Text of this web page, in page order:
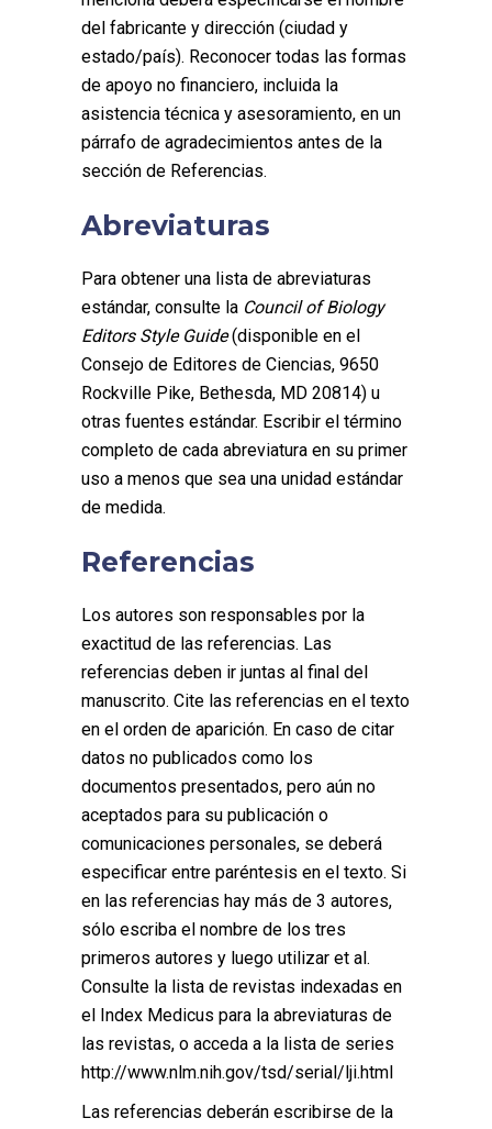
del fabricante y dirección (ciudad y
estado/país). Reconocer todas las formas
de apoyo no financiero, incluida la
asistencia técnica y asesoramiento, en un
párrafo de agradecimientos antes de la
sección de Referencias.
Abreviaturas
Para obtener una lista de abreviaturas
estándar, consulte la Council of Biology
Editors Style Guide(disponible en el
Consejo de Editores de Ciencias, 9650
Rockville Pike, Bethesda, MD 20814) u
otras fuentes estándar. Escribir el término
completo de cada abreviatura en su primer
uso a menos que sea una unidad estándar
de medida.
Referencias
Los autores son responsables por la
exactitud de las referencias. Las
referencias deben ir juntas al final del
manuscrito. Cite las referencias en el texto
en el orden de aparición. En caso de citar
datos no publicados como los
documentos presentados, pero aún no
aceptados para su publicación o
comunicaciones personales, se deberá
especificar entre paréntesis en el texto. Si
en las referencias hay más de 3 autores,
sólo escriba el nombre de los tres
primeros autores y luego utilizar et al.
Consulte la lista de revistas indexadas en
el Index Medicus para la abreviaturas de
las revistas, o acceda a la lista de series
http://www.nlm.nih.gov/tsd/serial/lji.html
Las referencias deberán escribirse de la